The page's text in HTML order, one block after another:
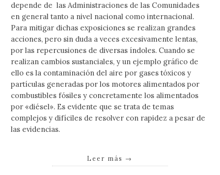
depende de las Administraciones de las Comunidades
en general tanto a nivel nacional como internacional.
Para mitigar dichas exposiciones se realizan grandes
acciones, pero sin duda a veces excesivamente lentas,
por las repercusiones de diversas índoles. Cuando se
realizan cambios sustanciales, y un ejemplo gráfico de
ello es la contaminación del aire por gases tóxicos y
partículas generadas por los motores alimentados por
combustibles fósiles y concretamente los alimentados
por «diésel». Es evidente que se trata de temas
complejos y difíciles de resolver con rapidez a pesar de
las evidencias.
Leer más →